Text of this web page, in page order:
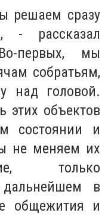
решаем сразу
- рассказал
первых, мы
собратьям,
над головой.
этих объектов
состоянии и
не меняем их
только
в
общежития и